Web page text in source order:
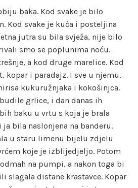
baka. Kod svake je bilo
Kod svake je kuća i posteljina
jutra su bila svježa, nije bilo
smo se poplunima noću.
a kod druge marelice. Kod
kopar i paradajz. I sve u njemu.
kukuružnjaka i kokošinjca.
grlice, i dan danas ih
baku u vrtu s koja je brala
bila naslonjena na banderu.
u staru limenu bijelu zdjelu
koje je izblijedjeljo. Potom
na pumpi, a nakon toga bi
slagala distane krastavce. Kopar